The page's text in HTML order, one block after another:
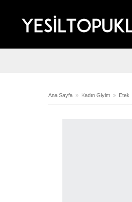
Ana Sayfa » Kadın Giyim » Etek